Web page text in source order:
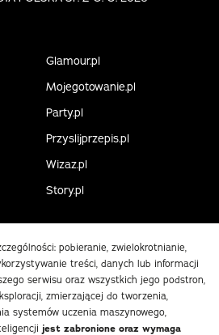
Glamour.pl
Mojegotowanie.pl
Party.pl
Przyslijprzepis.pl
Wizaz.pl
Story.pl
pobieranie, zwielokrotnianie,
treści, danych lub informacji
serwisu oraz wszystkich jego podstron,
zmierzającej do tworzenia,
systemów uczenia maszynowego,
jest zabronione oraz wymaga